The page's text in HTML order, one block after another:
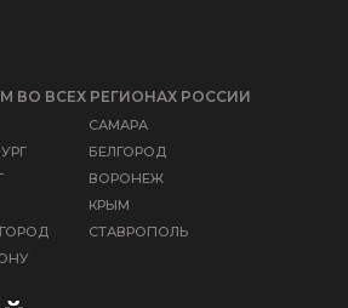
КРЫМ
СТАВРОПОЛЬ
БЕЛГОРОД
ВОРОНЕЖ
САМАРА
ВО ВСЕХ РЕГИОНАХ РОССИИ